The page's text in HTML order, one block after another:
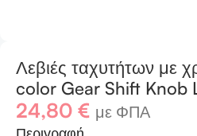
Λεβιές ταχυτήτων
color Gear Shift Knob
24,80 € με ΦΠΑ
Περιγραφή